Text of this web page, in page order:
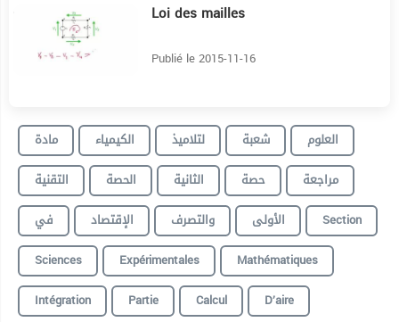
Loi des mailles
Publié le 2015-11-16
مادة الكيمياء لتلاميذ شعبة
العلوم
التقنية
الحصة الثانية حصة
مراجعة
في
الإقتصاد والتصرف الأولى
Section
Sciences
Expérimentales
Mathématiques
Intégration
Partie Calcul
D’aire